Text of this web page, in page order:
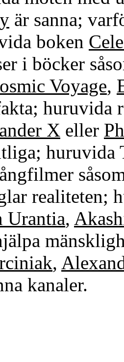
är sanna;
boken
i böcker
Voyage,
huruvida
X eller
huruvida
realiteten;
Urantia,
,
kanaler.